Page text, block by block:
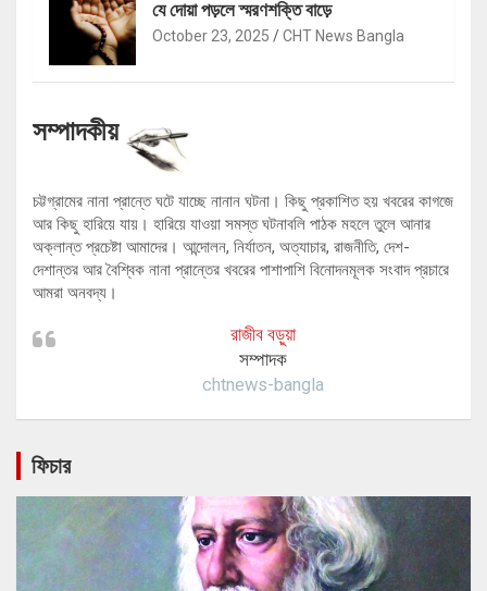
যে দোয়া পড়লে স্মরণশক্তি বাড়ে
October 23, 2025 CHT News Bangla
সম্পাদকীয়
চট্টগ্রামের নানা প্রান্তে ঘটে যাচ্ছে নানান ঘটনা। কিছু প্রকাশিত হয় খবরের কাগজে
আর কিছু হারিয়ে যায়। হারিয়ে যাওয়া সমস্ত ঘটনাবলি পাঠক মহলে তুলে আনার
অক্লান্ত প্রচেষ্টা আমাদের। আন্দোলন, নির্যাতন, অত্যাচার, রাজনীতি, দেশ-
দেশান্তর আর বৈশ্বিক নানা প্রান্তের খবরের পাশাপাশি বিনোদনমূলক সংবাদ প্রচারে
আমরা অনবদ্য।
রাজীব বড়ুয়া
সম্পাদক
chtnews-bangla
ফিচার